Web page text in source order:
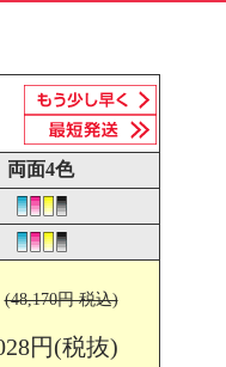
両面4色
(48,170円 税込)
円(税抜)